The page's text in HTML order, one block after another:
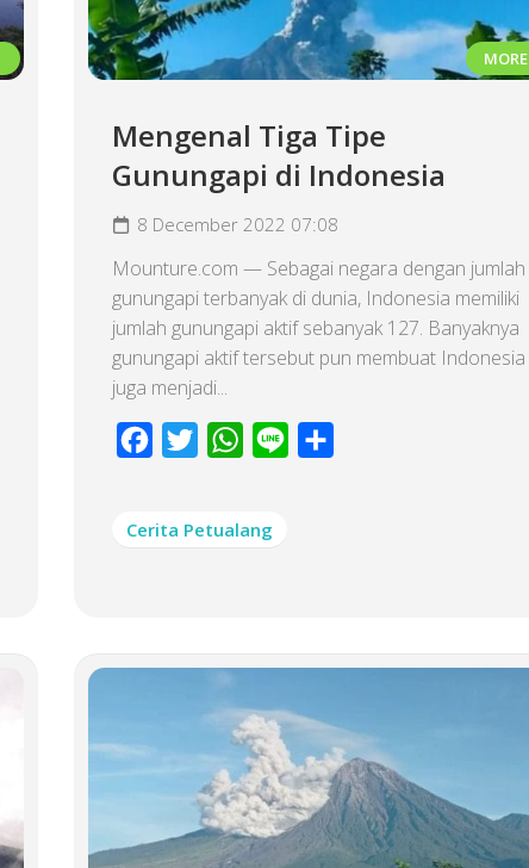
MORE
Mengenal Tiga Tipe
Gunungapi di Indonesia
8 December 2022 07:08
Mounture.com — Sebagai negara dengan jumlah
gunungapi terbanyak di dunia, Indonesia memiliki
jumlah gunungapi aktif sebanyak 127. Banyaknya
gunungapi aktif tersebut pun membuat Indonesia
juga menjadi...
Facebook
Twitter WhatsApp
Line
Cerita Petualang